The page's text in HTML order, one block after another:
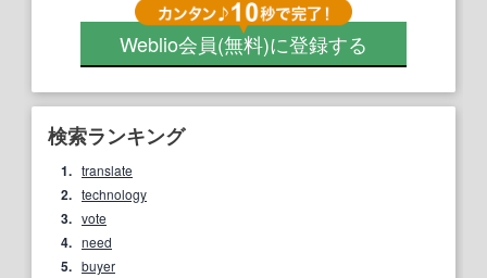
Weblio会員(無料)に登録する
検索ランキング
1. translate
2. technology
3. vote
4. need
5. buyer